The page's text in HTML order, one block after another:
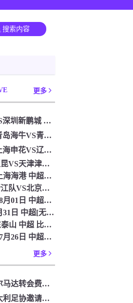
更多
08月02日 重庆铜梁龙VS深圳新鹏城 中超 无插件直播
2026年08月02日 中超:青岛海牛VS青岛西海岸_高清直
2026年08月02日 中超:上海申花VS辽宁铁人_高清直播
2026年08月01日_云南玉昆VS天津津门虎 中超直播 在
08月01日_山东泰山VS上海海港 中超直播 高清赛事直播
2026年08月01日 中超 浙江队VS北京国安 比赛直播
武汉三镇VS成都蓉城_08月01日 中超免费在线直播
大连英博VS河南队_07月31日 中超[无插件直播]
07月26日 河南队VS山东泰山 中超 比赛直播
北京国安VS成都蓉城_07月26日 中超高清直播
更多
[你怎么看？]记者：阿尔马达转会费固定金额约2300万欧，外
[精彩资讯]斯基拉：意大利足协邀请布冯担任国家队领队，但遭到